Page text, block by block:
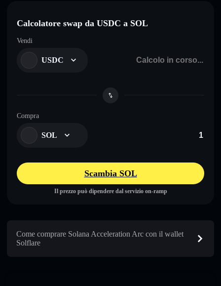
Calcolatore swap da USDC a SOL
Vendi
USDC
Compra
SOL
Scambia SOL
Il prezzo può dipendere dal servizio on-ramp
Come comprare Solana Acceleration Arc con il wallet
Solflare